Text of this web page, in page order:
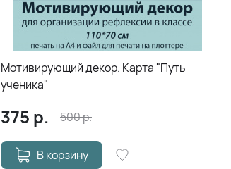
Мотивирующий декор. Карта "Путь
ученика"
375 р. 500р.
В корзину